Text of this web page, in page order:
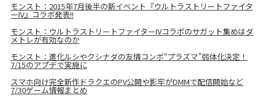
モンスト：2015年7月後半の新イベント『ウルトラストリートファイタ
ーIV』コラボ発表!!
モンスト：ウルトラストリートファイターIVコラボのサガット集めはダ
メトレが有効なのか
モンスト：進化ルシやクシナダの友情コンボ“プラズマ”弱体化決定！
7/15のアプデで実施に
スマホ向け完全新作ドラクエのPV公開や影牢がDMMで配信開始など
7/30ゲーム情報まとめ